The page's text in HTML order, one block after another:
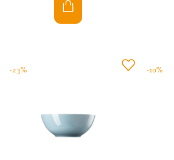
-23% -10%